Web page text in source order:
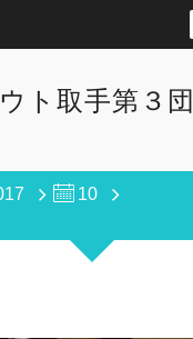
ト取手第３団
10